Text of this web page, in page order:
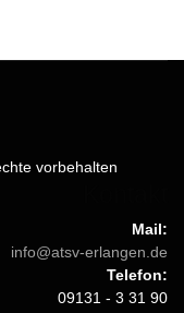
vorbehalten
Mail:
info@atsv-erlangen.de
Telefon:
09131 - 3 31 90